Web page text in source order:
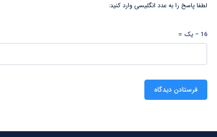
لطفا پاسخ را به عدد انگلیسی وارد کنید:
16 − یک =